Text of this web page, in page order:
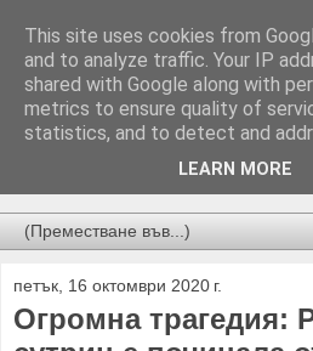
Новини от Бургас, страната и
петък, 16 октомври 2020 г.
Огромна трагедия:
This site uses cookies from
and to analyze traffic. Your IP
shared with Google along with
metrics to ensure quality of
statistics, and to detect and
LEARN MORE